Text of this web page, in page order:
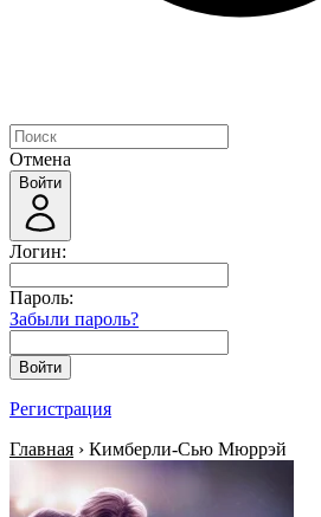
Отмена
Войти
Логин:
Пароль:
Забыли пароль?
Войти
Регистрация
Главная › Кимберли-Сью Мюррэй